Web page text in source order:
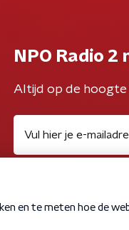
NPO Radio
Altijd op de hoogte